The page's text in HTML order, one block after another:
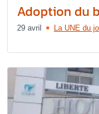
Adoption du
29 avril La UNE du